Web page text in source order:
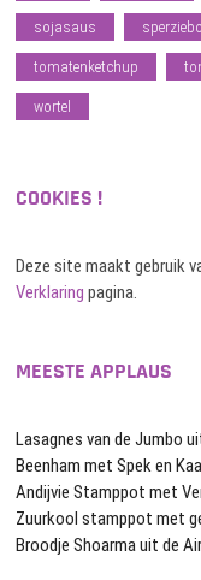
sojasaus
tomatenketchup
wortel
COOKIES !
Deze site maakt gebruik
Verklaring pagina.
MEESTE APPLAUS
Lasagnes van de Jumbo
Beenham met Spek en
Andijvie Stamppot met
Zuurkool stamppot met
Broodje Shoarma uit de